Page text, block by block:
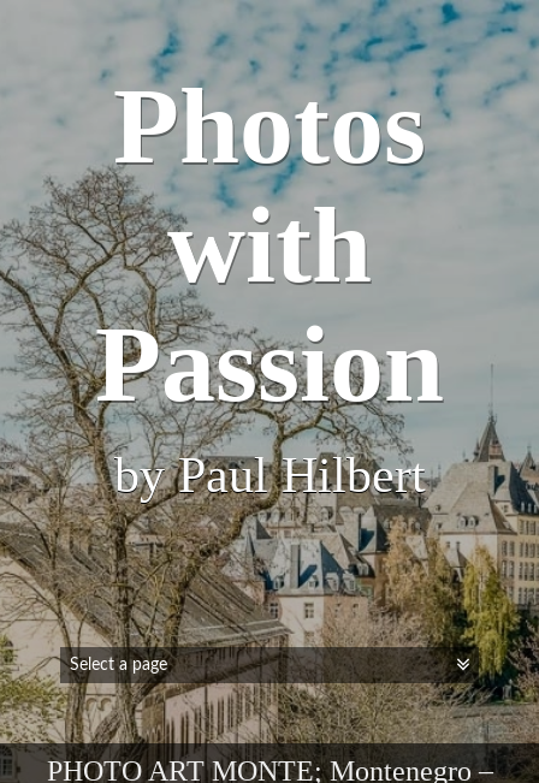
Photos
with
Passion
by Paul Hilbert
PHOTO ART MONTE; Montenegro –